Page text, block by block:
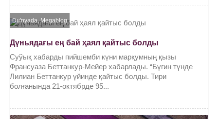
Du'nyada,Megablog
Дүньядағы ең бай ҳаял қайтыс болды
Суўық хабарды пийшемби күни марқумның қызы
Франсуаза Беттанкур-Мейер хабарлады. “Бүгин түнде
Лилиан Беттанкур үйинде қайтыс болды. Тири
болғанында 21-октябрде 95...